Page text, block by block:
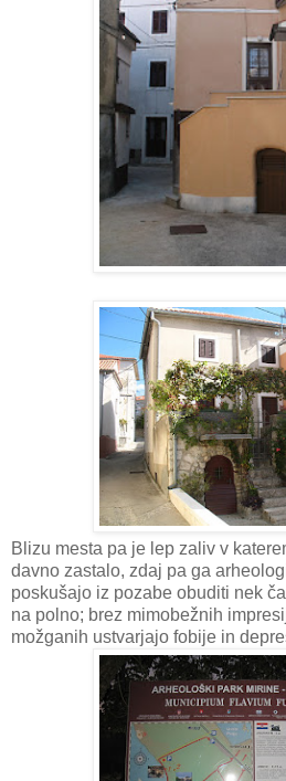
Blizu mesta pa je lep zaliv v
davno zastalo, zdaj pa ga
poskušajo iz pozabe obuditi nek
na polno; brez mimobežnih
možganih ustvarjajo fobije in